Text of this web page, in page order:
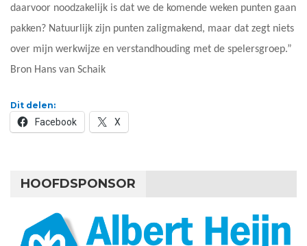
daarvoor noodzakelijk is dat we de komende weken punten gaan
pakken? Natuurlijk zijn punten zaligmakend, maar dat zegt niets
over mijn werkwijze en verstandhouding met de spelersgroep.”
Bron Hans van Schaik
Dit delen:
Facebook X
HOOFDSPONSOR